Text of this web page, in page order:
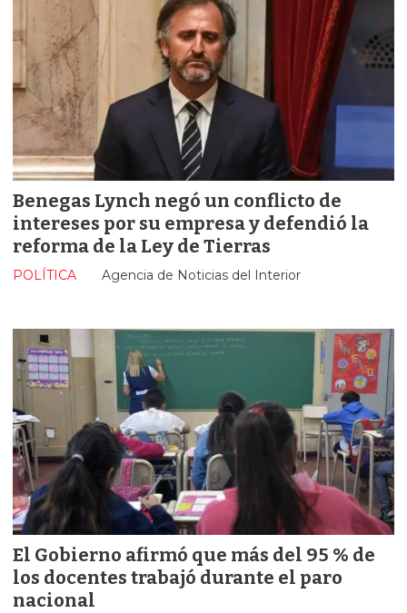
Benegas Lynch negó un conflicto de
intereses por su empresa y defendió la
reforma de la Ley de Tierras
Agencia de Noticias del Interior
POLÍTICA
El Gobierno afirmó que más del 95 % de
los docentes trabajó durante el paro
nacional